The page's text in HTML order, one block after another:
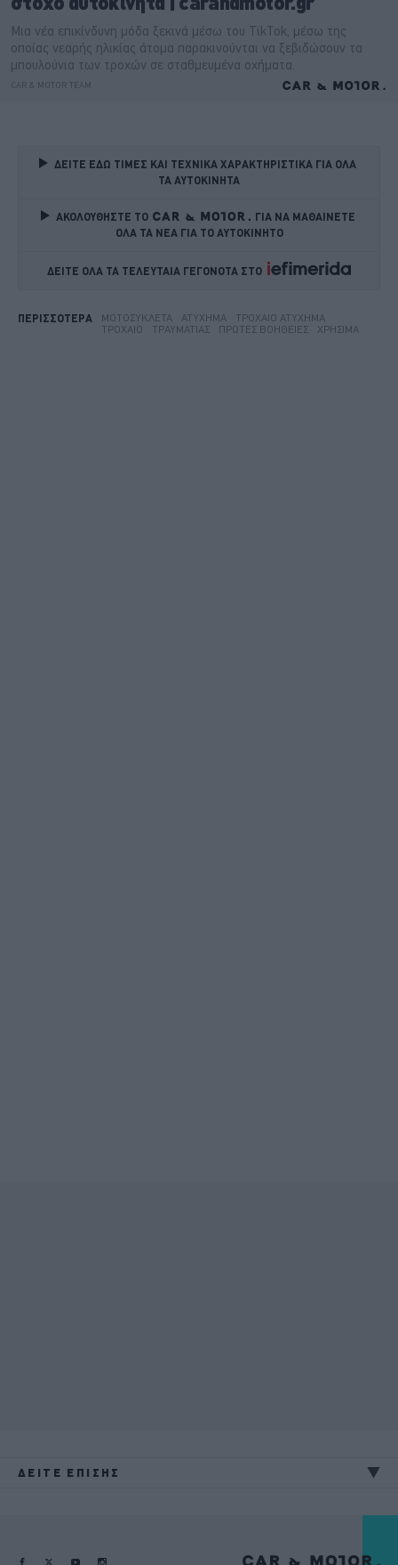
ΔΕΙΤΕ ΕΔΩ ΤΙΜΕΣ ΚΑΙ ΤΕΧΝΙΚΑ ΧΑΡΑΚΤΗΡΙΣΤΙΚΑ ΓΙΑ ΟΛΑ
ΤΑ ΑΥΤΟΚΙΝΗΤΑ
ΑΚΟΛΟΥΘΗΣΤΕ ΤΟ
ΓΙΑ ΝΑ ΜΑΘΑΙΝΕΤΕ
ΟΛΑ ΤΑ ΝΕΑ ΓΙΑ ΤΟ ΑΥΤΟΚΙΝΗΤΟ
ΔΕΙΤΕ ΟΛΑ ΤΑ ΤΕΛΕΥΤΑΙΑ ΓΕΓΟΝΟΤΑ ΣΤΟ
ΠΕΡΙΣΣΟΤΕΡΑ ΜΟΤΟΣΥΚΛΈΤΑ ΑΤΎΧΗΜΑ
ΤΡΟΧΑΊΟ ΑΤΎΧΗΜΑ
ΤΡΟΧΑΊΟ
ΤΡΑΥΜΑΤΊΑΣ ΠΡΏΤΕΣ ΒΟΉΘΕΙΕΣ ΧΡΉΣΙΜΑ
ΔΕΙΤΕ ΕΠΙΣΗΣ